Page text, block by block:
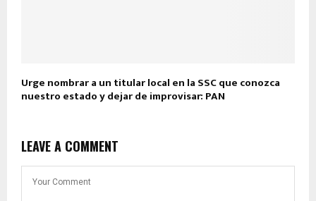
Urge nombrar a un titular local en la SSC que conozca
nuestro estado y dejar de improvisar: PAN
LEAVE A COMMENT